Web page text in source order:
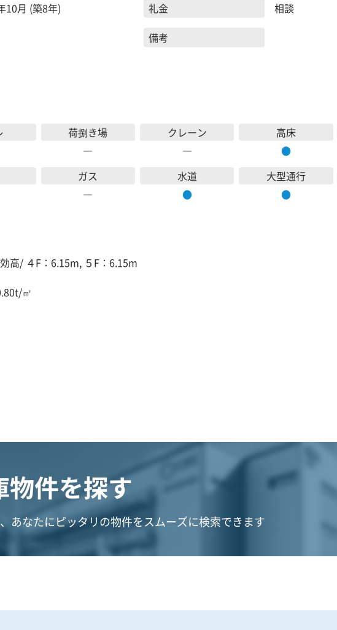
10月 (築8年)
礼金
相談
備考
荷捌き場
―
クレーン
―
高床
●
ガス
―
水道
●
大型通行
●
高/ ４F：6.15m, ５F：6.15m
㎡
物件を探す
あなたにピッタリの物件をスムーズに検索できます